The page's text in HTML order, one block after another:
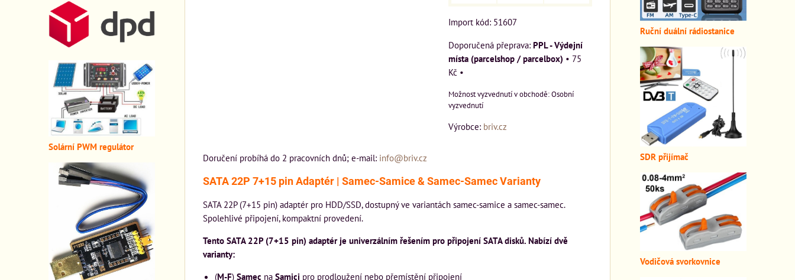
Import kód: 51607
PPL - Výdejní
místa (parcelshop / parcelbox) • 75
Kč •
Osobní
vyzvednutí
Výrobce: briv.cz
Doručení probíhá do 2 pracovních dnů; e-mail: info@briv.cz
SATA 22P 7+15 pin Adaptér | Samec-Samice & Samec-Samec Varianty
SATA 22P (7+15 pin) adaptér pro HDD/SSD, dostupný ve variantách samec-samice a samec-samec.
Spolehlivé připojení, kompaktní provedení.
Tento SATA 22P (7+15 pin) adaptér je univerzálním řešením pro připojení SATA disků. Nabízí dvě
varianty:
(M-F) Samec na Samici pro prodloužení nebo přemístění připojení
Solární PWM regulátor
Ruční duální rádiostanice
SDR přijímač
Vodičová svorkovnice